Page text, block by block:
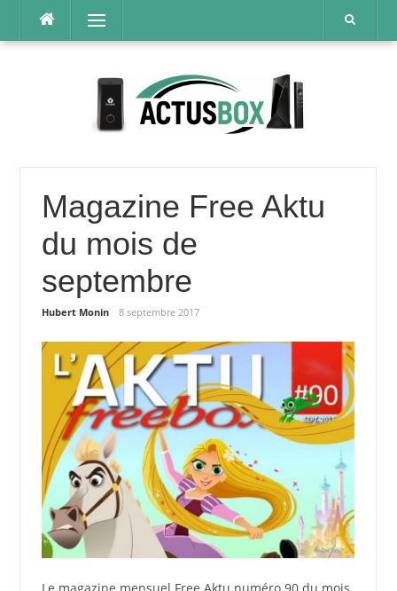
contenu
Menu
Magazine Free Aktu
du mois de
septembre
Hubert Monin 8 septembre 2017